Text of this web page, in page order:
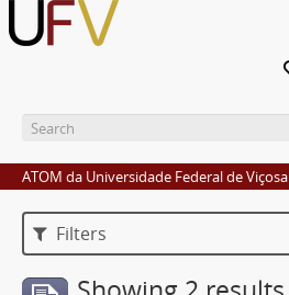
ATOM da Universidade Federal de Viçosa
Filters